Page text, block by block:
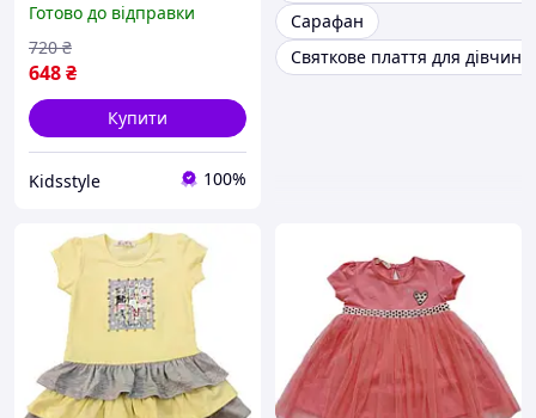
Готово до відправки
648₴
720 ₴
Купити
Kidsstyle 100%
Сарафан
Святкове плаття для